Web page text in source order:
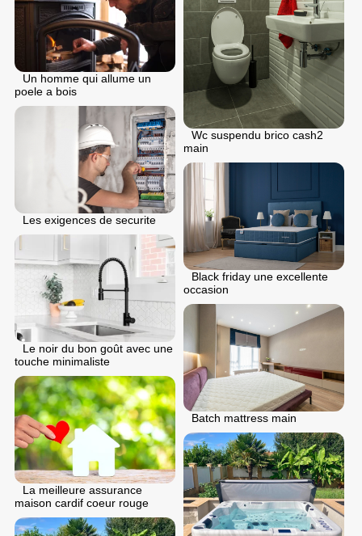
Wc suspendu brico cash2
main
Un homme qui allume un
poele a bois
Les exigences de securite
Black friday une excellente
occasion
Le noir du bon goût avec une
touche minimaliste
Batch mattress main
La meilleure assurance
maison cardif coeur rouge